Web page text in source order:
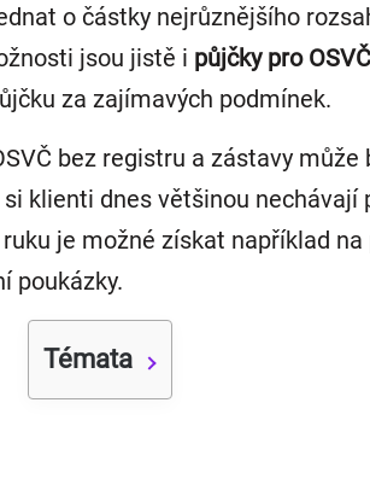
o částky nejrůznějšího
jsou jistě i půjčky pro
za zajímavých podmínek.
bez registru a zástavy
klienti dnes většinou
je možné získat například
poukázky.
Témata